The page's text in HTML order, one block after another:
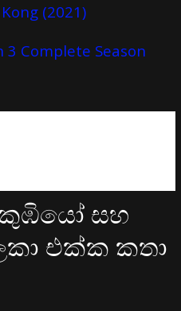
(2021)
3 Complete Season
සහ
එක්ක කතා